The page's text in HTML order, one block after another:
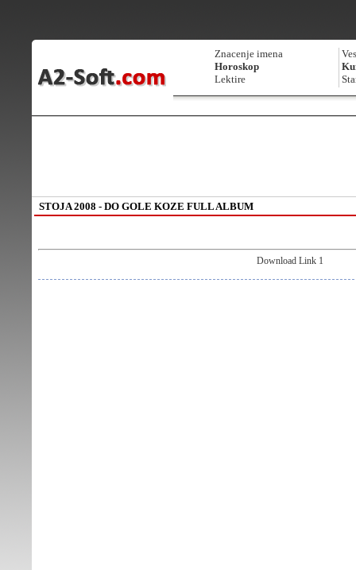
Znacenje imena
Horoskop
Lektire
STOJA 2008 - DO GOLE KOZE FULL ALBUM
Download Link 1